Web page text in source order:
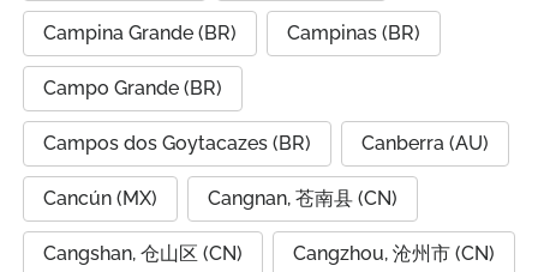
Campina Grande (BR) Campinas (BR)
Campo Grande (BR)
Campos dos Goytacazes (BR) Canberra (AU)
Cancún (MX) Cangnan, 苍南县 (CN)
Cangshan, 仓山区 (CN) Cangzhou, 沧州市 (CN)